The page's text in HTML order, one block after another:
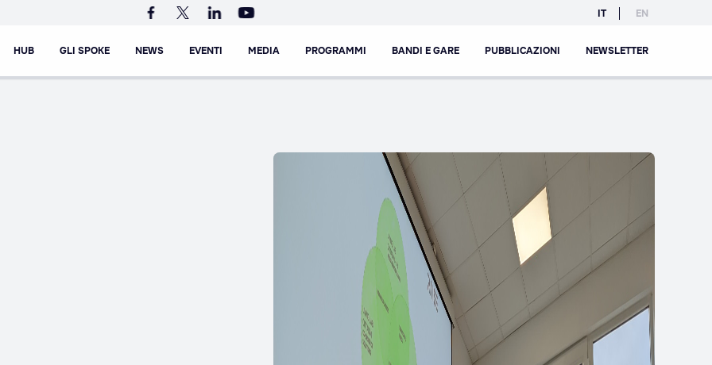
IT EN
HUB GLI SPOKE NEWS EVENTI MEDIA PROGRAMMI BANDI E GARE PUBBLICAZIONI NEWSLETTER